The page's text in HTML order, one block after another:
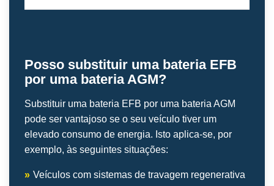
Posso substituir uma bateria EFB
por uma bateria AGM?
Substituir uma bateria EFB por uma bateria AGM
pode ser vantajoso se o seu veículo tiver um
elevado consumo de energia. Isto aplica-se, por
exemplo, às seguintes situações:
» Veículos com sistemas de travagem regenerativa